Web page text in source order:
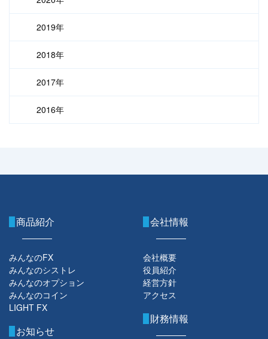
2019年
2018年
2017年
2016年
商品紹介
みんなのFX
みんなのシストレ
みんなのオプション
みんなのコイン
LIGHT FX
お知らせ
会社情報
会社概要
役員紹介
経営方針
アクセス
財務情報